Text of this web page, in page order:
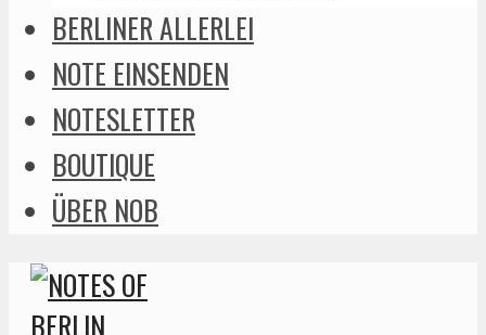
BERLINER ALLERLEI
NOTE EINSENDEN
NOTESLETTER
BOUTIQUE
ÜBER NOB